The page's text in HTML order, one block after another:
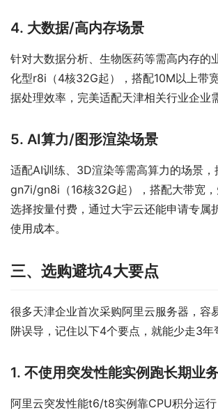
4. 大数据/高内存场景
针对大数据分析、生物医药等需高内存的
化型r8i（4核32G起），搭配10M以上带
据处理效率，完美适配天津相关行业企业
5. AI算力/图形渲染场景
适配AI训练、3D渲染等需高算力的场景，
gn7i/gn8i（16核32G起），搭配大带宽
选择按量付费，通过大宇云还能申请专属
使用成本。
三、选购避坑4大要点
很多天津企业首次采购阿里云服务器，容
阱误导，记住以下4个要点，就能少走3年
1. 不使用突发性能实例跑长期业
阿里云突发性能t6/t8实例靠CPU积分运